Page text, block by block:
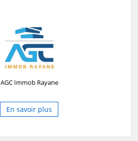
AGC Immob Rayane
En savoir plus